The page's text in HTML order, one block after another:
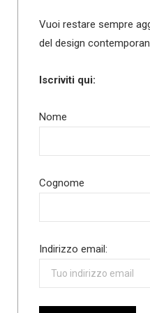
Vuoi restare sempre
del design
Iscriviti qui:
Nome
Cognome
Indirizzo email: